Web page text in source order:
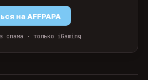
на AFFPAPA
спама · только iGaming